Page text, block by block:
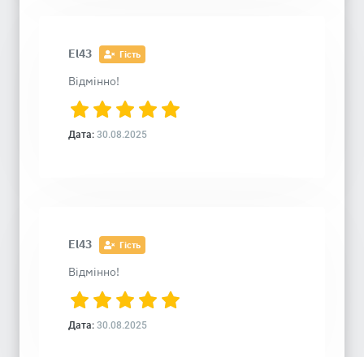
El43 Гість
Відмінно!
Дата: 30.08.2025
El43 Гість
Відмінно!
Дата: 30.08.2025